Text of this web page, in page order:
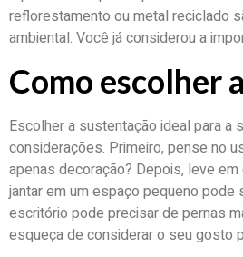
reflorestamento ou metal reciclado
ambiental. Você já considerou a
Como escolher
Escolher a sustentação ideal para
considerações. Primeiro, pense no
apenas decoração? Depois, leve
jantar em um espaço pequeno pode
escritório pode precisar de pernas
esqueça de considerar o seu gosto